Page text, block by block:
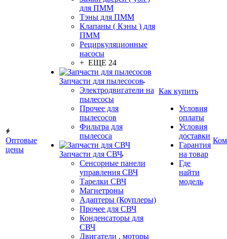
Оптовые
цены
для ПММ
Тэны для ПММ
Клапаны ( Кэны ) для
ПММ
Рециркуляционные
насосы
+ ЕЩЕ 24
Запчасти для пылесосов
Электродвигатели на
пылесосы
Прочее для
пылесосов
Фильтра для
пылесоса
Запчасти для СВЧ
Сенсорные панели
управления СВЧ
Тарелки СВЧ
Магнетроны
Адаптеры (Коуплеры)
Прочее для СВЧ
Конденсаторы для
СВЧ
Двигатели , моторы
Как купить
Условия
оплаты
Условия
доставки
Гарантия
на товар
Где
найти
модель